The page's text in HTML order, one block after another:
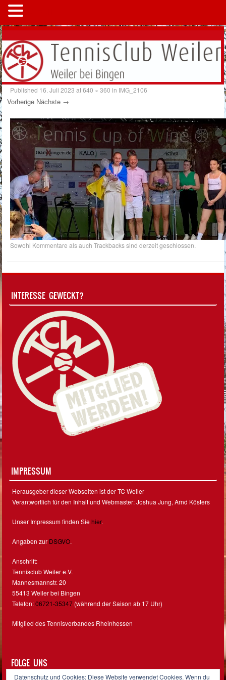
Published 16. Juli 2023 at640 × 360 in IMG_2106
Vorherige Nächste →
Sowohl Kommentare als auch Trackbacks sind derzeit geschlossen.
INTERESSE GEWECKT?
IMPRESSUM
Herausgeber dieser Webseiten ist der TC Weiler
Verantwortlich für den Inhalt und Webmaster: Joshua Jung, Arnd Kösters
Unser Impressum finden Siehier.
Angaben zur DSGVO.
Anschrift:
Tennisclub Weiler e.V.
Mannesmannstr. 20
55413 Weiler bei Bingen
Telefon:06721-35347 (während der Saison ab 17 Uhr)
Mitglied des Tennisverbandes Rheinhessen
FOLGE UNS
Datenschutz und Cookies: Diese Website verwendet Cookies. Wenn du